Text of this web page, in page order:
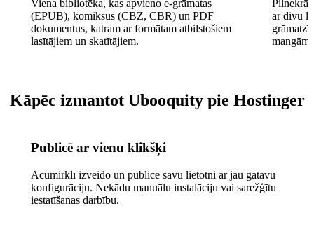
Viena bibliotēka, kas apvieno e-grāmatas
(EPUB), komiksus (CBZ, CBR) un PDF
dokumentus, katram ar formātam atbilstošiem
lasītājiem un skatītājiem.
ar divu
mangām.
Kāpēc izmantot Ubooquity pie Hostinger
Publicē ar vienu klikšķi
Acumirklī izveido un publicē savu lietotni ar jau gatavu
konfigurāciju. Nekādu manuālu instalāciju vai sarežģītu
iestatīšanas darbību.